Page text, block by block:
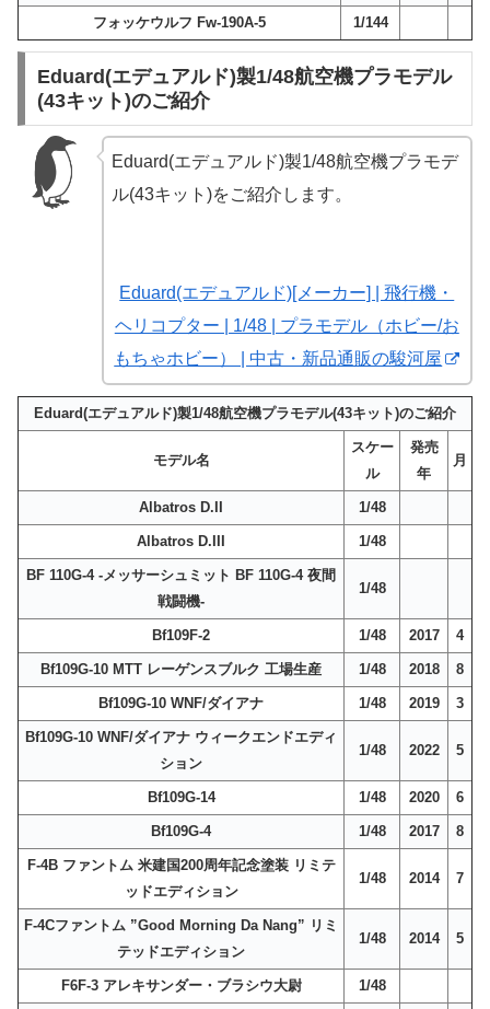
フォッケウルフ Fw-190A-5 1/144
Eduard(エデュアルド)製1/48航空機プラモデル
(43キット)のご紹介
Eduard(エデュアルド)製1/48航空機プラモデ
ル(43キット)をご紹介します。
Eduard(エデュアルド)[メーカー] | 飛行機・
ヘリコプター | 1/48 | プラモデル（ホビー/お
もちゃホビー） | 中古・新品通販の駿河屋
Eduard(エデュアルド)製1/48航空機プラモデル(43キット)のご紹介
モデル名
スケー
ル
発売
年
月
Albatros D.II 1/48
Albatros D.III 1/48
BF 110G-4 -メッサーシュミット BF 110G-4 夜間
戦闘機-
1/48
Bf109F-2 1/48 2017 4
Bf109G-10 MTT レーゲンスブルク 工場生産 1/48 2018 8
Bf109G-10 WNF/ダイアナ 1/48 2019 3
Bf109G-10 WNF/ダイアナ ウィークエンドエディ
ション
1/48 2022 5
Bf109G-14 1/48 2020 6
Bf109G-4 1/48 2017 8
F-4B ファントム 米建国200周年記念塗装 リミテ
ッドエディション
1/48 2014 7
F-4Cファントム ”Good Morning Da Nang” リミ
テッドエディション
1/48 2014 5
F6F-3 アレキサンダー・ブラシウ大尉 1/48